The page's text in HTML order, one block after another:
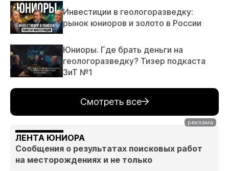
Инвестиции в геологоразведку:
рынок юниоров и золото в России
Юниоры. Где брать деньги на
геологоразведку? Тизер подкаста
ЗиТ №1
Смотреть все
ЛЕНТА ЮНИОРА
Сообщения о результатах поисковых работ
на месторождениях и не только